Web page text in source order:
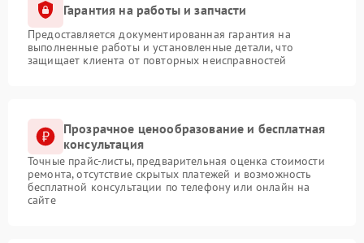
Гарантия на работы и запчасти
Предоставляется документированная гарантия на
выполненные работы и установленные детали, что
защищает клиента от повторных неисправностей
Прозрачное ценообразование и бесплатная
консультация
Точные прайс-листы, предварительная оценка стоимости
ремонта, отсутствие скрытых платежей и возможность
бесплатной консультации по телефону или онлайн на
сайте